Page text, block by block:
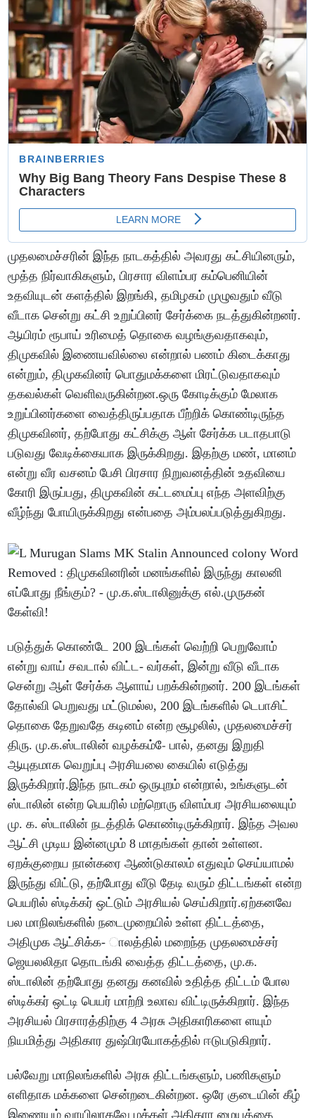
முதலமைச்சரின் இந்த நாடகத்தில் அவரது கட்சியினரும்,
மூத்த நிர்வாகிகளும், பிரசார விளம்பர கம்பெனியின்
உதவியுடன் களத்தில் இறங்கி, தமிழகம் முழுவதும் வீடு
வீடாக சென்று கட்சி உறுப்பினர் சேர்க்கை நடத்துகின்றனர்.
ஆயிரம் ரூபாய் உரிமைத் தொகை வழங்குவதாகவும்,
திமுகவில் இணையவில்லை என்றால் பணம் கிடைக்காது
என்றும், திமுகவினர் பொதுமக்களை மிரட்டுவதாகவும்
தகவல்கள் வெளிவருகின்றன.ஒரு கோடிக்கும் மேலாக
உறுப்பினர்களை வைத்திருப்பதாக பீற்றிக் கொண்டிருந்த
திமுகவினர், தற்போது கட்சிக்கு ஆள் சேர்க்க படாதபாடு
படுவது வேடிக்கையாக இருக்கிறது. இதற்கு மண், மானம்
என்று வீர வசனம் பேசி பிரசார நிறுவனத்தின் உதவியை
கோரி இருப்பது, திமுகவின் கட்டமைப்பு எந்த அளவிற்கு
வீழ்ந்து போயிருக்கிறது என்பதை அம்பலப்படுத்துகிறது.
படுத்துக் கொண்டே 200 இடங்கள் வெற்றி பெறுவோம்
என்று வாய் சவடால் விட்ட- வர்கள், இன்று வீடு வீடாக
சென்று ஆள் சேர்க்க ஆளாய் பறக்கின்றனர். 200 இடங்கள்
தோல்வி பெறுவது மட்டுமல்ல, 200 இடங்களில் டெபாசிட்
தொகை தேறுவதே கடினம் என்ற சூழலில், முதலமைச்சர்
திரு. மு.க.ஸ்டாலின் வழக்கம்-ே பால், தனது இறுதி
ஆயுதமாக வெறுப்பு அரசியலை கையில் எடுத்து
இருக்கிறார்.இந்த நாடகம் ஒருபுறம் என்றால், உங்களுடன்
ஸ்டாலின் என்ற பெயரில் மற்றொரு விளம்பர அரசியலையும்
மு. க. ஸ்டாலின் நடத்திக் கொண்டிருக்கிறார். இந்த அவல
ஆட்சி முடிய இன்னமும் 8 மாதங்கள் தான் உள்ளன.
ஏறக்குறைய நான்கரை ஆண்டுகாலம் எதுவும் செய்யாமல்
இருந்து விட்டு, தற்போது வீடு தேடி வரும் திட்டங்கள் என்ற
பெயரில் ஸ்டிக்கர் ஒட்டும் அரசியல் செய்கிறார்.ஏற்கனவே
பல மாநிலங்களில் நடைமுறையில் உள்ள திட்டத்தை,
அதிமுக ஆட்சிக்க- ாலத்தில் மறைந்த முதலமைச்சர்
ஜெயலலிதா தொடங்கி வைத்த திட்டத்தை, மு.க.
ஸ்டாலின் தற்போது தனது கனவில் உதித்த திட்டம் போல
ஸ்டிக்கர் ஒட்டி பெயர் மாற்றி உலாவ விட்டிருக்கிறார். இந்த
அரசியல் பிரசாரத்திற்கு 4 அரசு அதிகாரிகளை ளயும்
நியமித்து அதிகார துஷ்பிரயோகத்தில் ஈடுபடுகிறார்.
பல்வேறு மாநிலங்களில் அரசு திட்டங்களும், பணிகளும்
எளிதாக மக்களை சென்றடைகின்றன. ஒரே குடையின் கீழ்
இணையம் வாயிலாகவே மக்கள் அதிகார மையத்தை